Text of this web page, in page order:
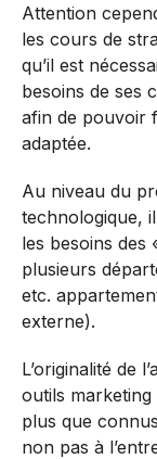
Attention
les cours de
qu’il est
besoins de ses
afin de pouvoir
adaptée.
Au niveau du
technologique,
les besoins des
plusieurs
etc.
externe).
L’originalité de
outils
plus que
non pas à